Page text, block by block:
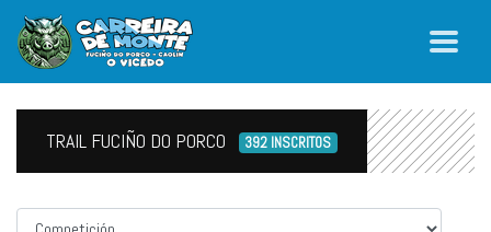
TRAIL FUCIÑO DO PORCO 392 INSCRITOS
Competicion